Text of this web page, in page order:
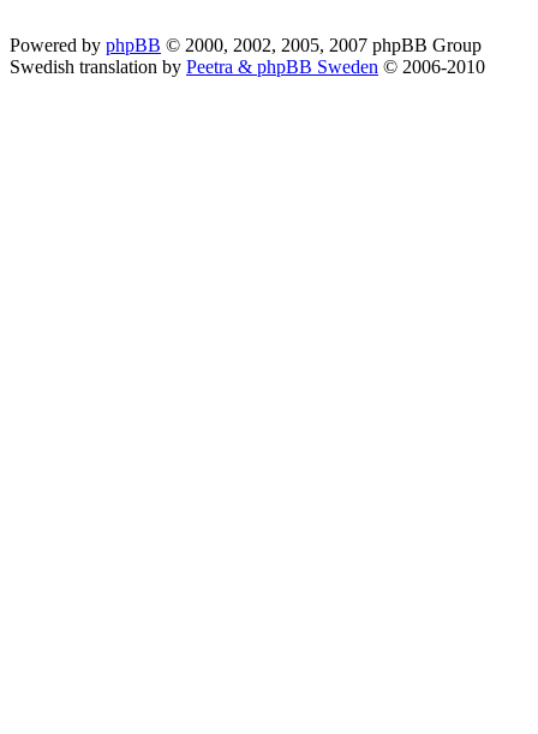
Powered by phpBB © 2000, 2002, 2005, 2007 phpBB Group
Swedish translation by Peetra & phpBB Sweden © 2006-2010